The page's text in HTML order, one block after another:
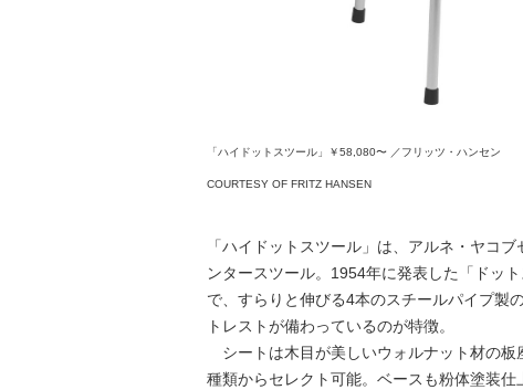
「ハイドットスツール」￥58,080〜 ／フリッツ・ハンセン
COURTESY OF FRITZ HANSEN
「ハイドットスツール」は、アルネ・ヤコ
ンタースツール。1954年に発表した「ドッ
で、すらりと伸びる4本のスチールパイプ製
トレストが備わっているのが特徴。
シートは木目が美しいウォルナット材の板
種類からセレクト可能。ベースも粉体塗装